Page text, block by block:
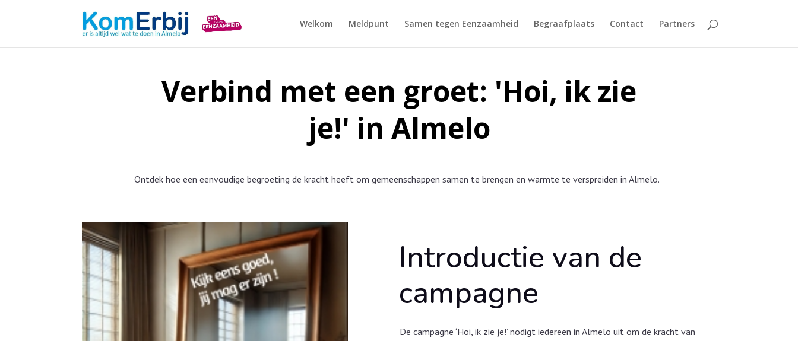
Welkom Meldpunt Samen tegen Eenzaamheid Begraafplaats Contact Partners
Verbind met een groet: 'Hoi, ik zie
je!' in Almelo
Ontdek hoe een eenvoudige begroeting de kracht heeft om gemeenschappen samen te brengen en warmte te verspreiden in Almelo.
Introductie van de
campagne
De campagne ‘Hoi, ik zie je!’ nodigt iedereen in Almelo uit om de kracht van